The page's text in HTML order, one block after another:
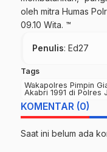
oleh mitra Humas
09.10 Wita. ™
Penulis: Ed27
Tags
Wakapolres Pimpin
Akabri 1991 di Polres
KOMENTAR (0)
Saat ini belum ada